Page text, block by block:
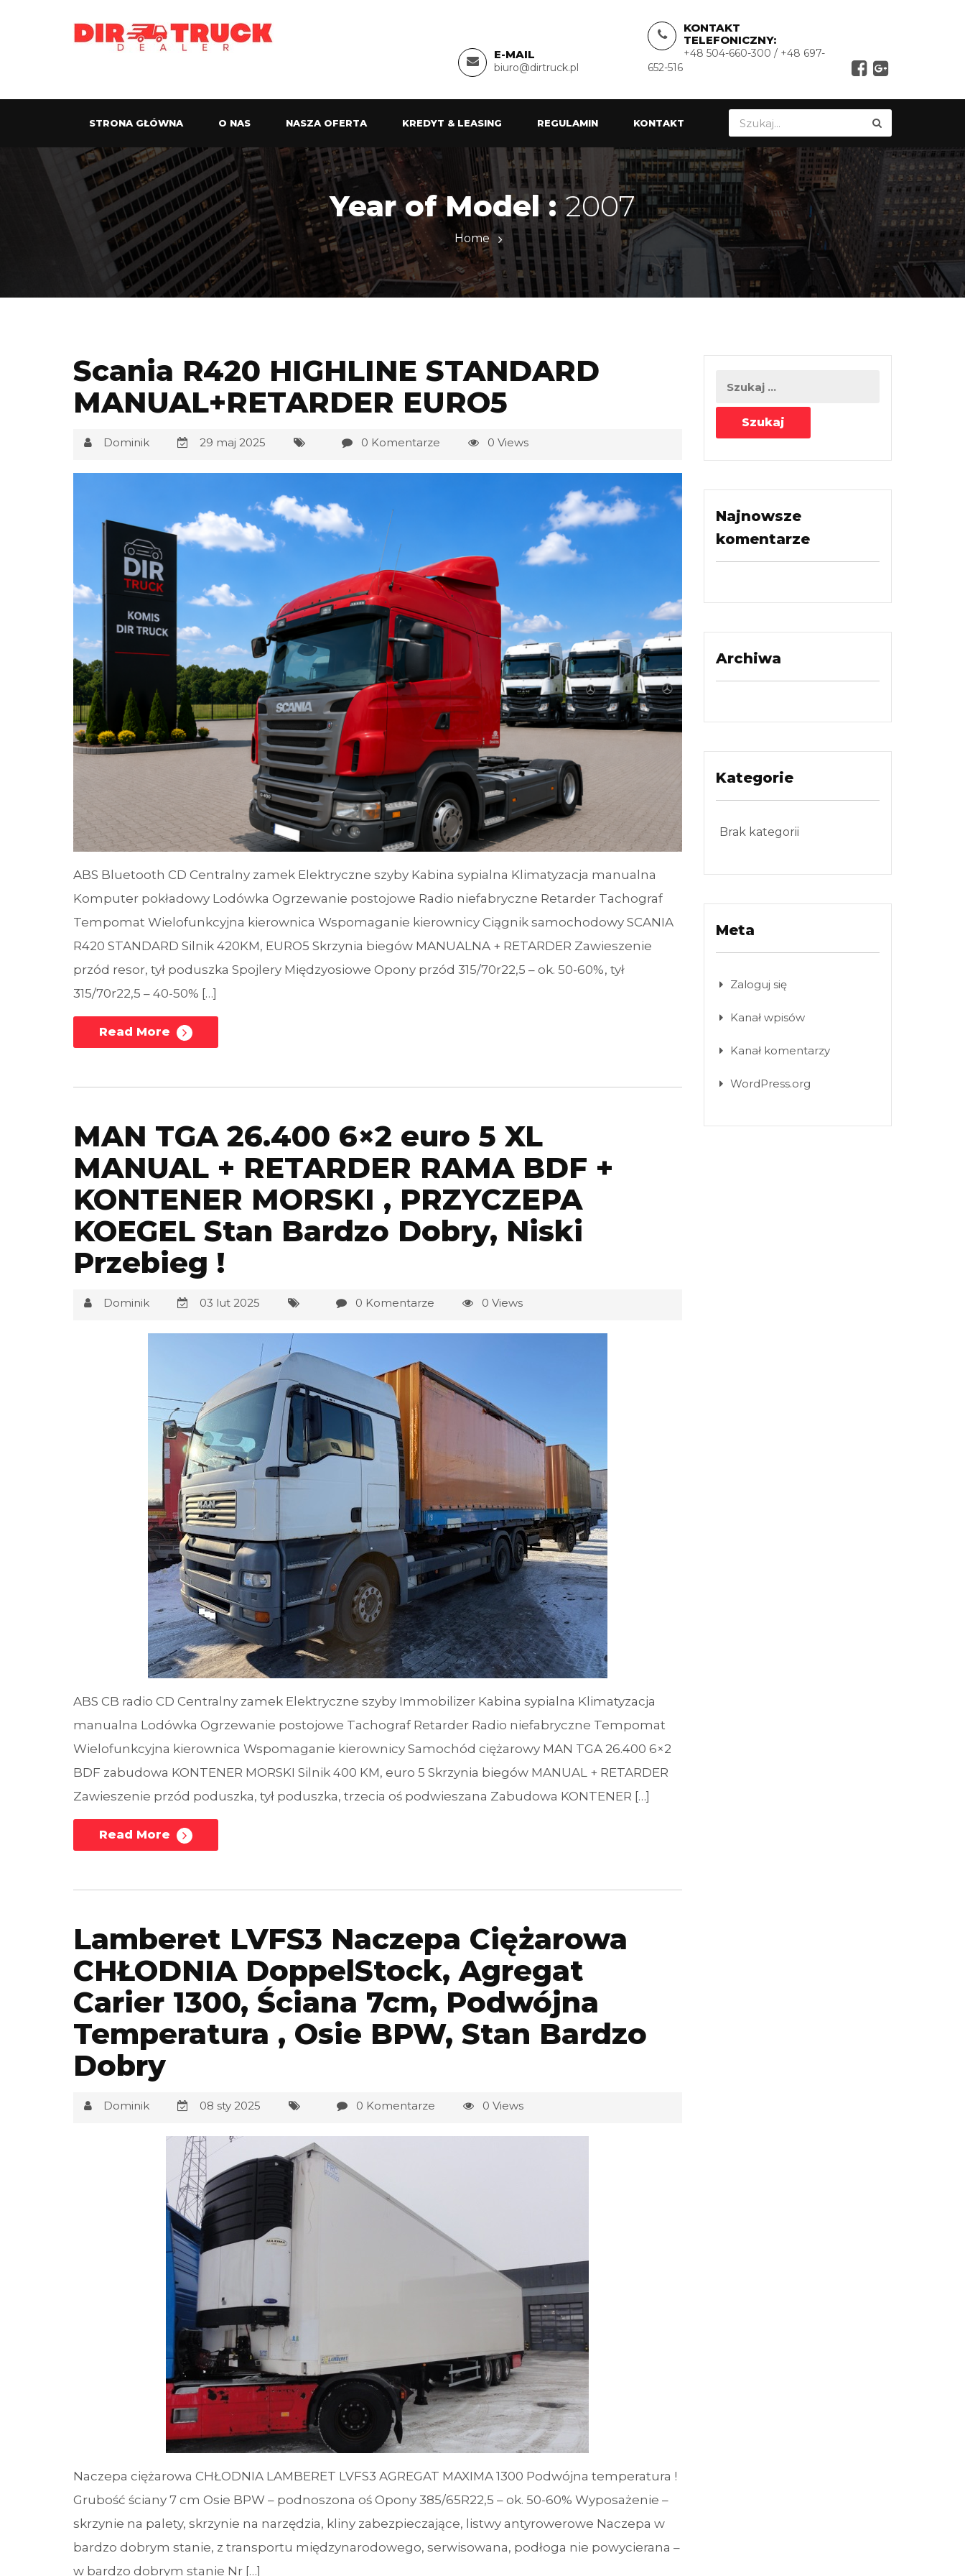
E-MAIL
biuro@dirtruck.pl
KONTAKT
TELEFONICZNY:
+48 504-660-300 / +48 697-
652-516
STRONA GŁÓWNA O NAS NASZA OFERTA KREDYT & LEASING REGULAMIN KONTAKT
Year of Model :2007
Home
Scania R420 HIGHLINE STANDARD
MANUAL+RETARDER EURO5
Dominik 29 maj 2025 0 Komentarze 0 Views
ABS Bluetooth CD Centralny zamek Elektryczne szyby Kabina sypialna Klimatyzacja manualna
Komputer pokładowy Lodówka Ogrzewanie postojowe Radio niefabryczne Retarder Tachograf
Tempomat Wielofunkcyjna kierownica Wspomaganie kierownicy Ciągnik samochodowy SCANIA
R420 STANDARD Silnik 420KM, EURO5 Skrzynia biegów MANUALNA + RETARDER Zawieszenie
przód resor, tył poduszka Spojlery Międzyosiowe Opony przód 315/70r22,5 – ok. 50-60%, tył
315/70r22,5 – 40-50% […]
Read More
MAN TGA 26.400 6×2 euro 5 XL
MANUAL + RETARDER RAMA BDF +
KONTENER MORSKI , PRZYCZEPA
KOEGEL Stan Bardzo Dobry, Niski
Przebieg !
Dominik 03 lut 2025 0 Komentarze 0 Views
ABS CB radio CD Centralny zamek Elektryczne szyby Immobilizer Kabina sypialna Klimatyzacja
manualna Lodówka Ogrzewanie postojowe Tachograf Retarder Radio niefabryczne Tempomat
Wielofunkcyjna kierownica Wspomaganie kierownicy Samochód ciężarowy MAN TGA 26.400 6×2
BDF zabudowa KONTENER MORSKI Silnik 400 KM, euro 5 Skrzynia biegów MANUAL + RETARDER
Zawieszenie przód poduszka, tył poduszka, trzecia oś podwieszana Zabudowa KONTENER […]
Read More
Lamberet LVFS3 Naczepa Ciężarowa
CHŁODNIA DoppelStock, Agregat
Carier 1300, Ściana 7cm, Podwójna
Temperatura , Osie BPW, Stan Bardzo
Dobry
Dominik 08 sty 2025 0 Komentarze 0 Views
Naczepa ciężarowa CHŁODNIA LAMBERET LVFS3 AGREGAT MAXIMA 1300 Podwójna temperatura !
Grubość ściany 7 cm Osie BPW – podnoszona oś Opony 385/65R22,5 – ok. 50-60% Wyposażenie –
skrzynie na palety, skrzynie na narzędzia, kliny zabezpieczające, listwy antyrowerowe Naczepa w
bardzo dobrym stanie, z transportu międzynarodowego, serwisowana, podłoga nie powycierana –
w bardzo dobrym stanie Nr […]
Najnowsze
komentarze
Archiwa
Kategorie
Brak kategorii
Meta
Zaloguj się
Kanał wpisów
Kanał komentarzy
WordPress.org